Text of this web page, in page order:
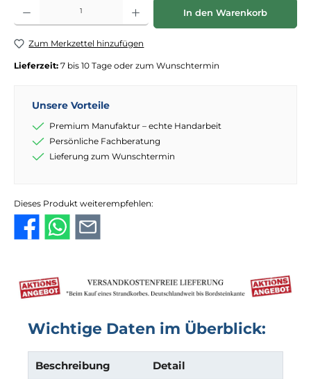
Produkt Anzahl: Gib den gewünschten Wert ein oder benutze die
In den Warenkorb
Zum Merkzettel hinzufügen
Lieferzeit: 7 bis 10 Tage oder zum Wunschtermin
Unsere Vorteile
Premium Manufaktur – echte Handarbeit
Persönliche Fachberatung
Lieferung zum Wunschtermin
Dieses Produkt weiterempfehlen:
Wichtige Daten im Überblick:
Beschreibung
Detail